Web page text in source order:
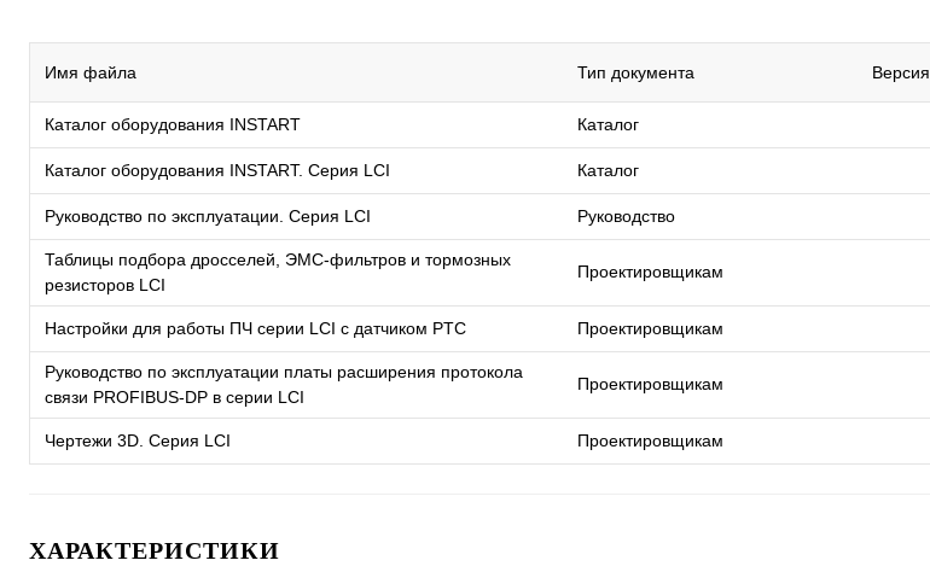
Имя файла Тип документа Версия
Каталог оборудования INSTART Каталог
Каталог оборудования INSTART. Серия LCI Каталог
Руководство по эксплуатации. Серия LCI Руководство
Таблицы подбора дросселей, ЭМС-фильтров и тормозных
резисторов LCI
Проектировщикам
Настройки для работы ПЧ серии LCI с датчиком PTC Проектировщикам
Руководство по эксплуатации платы расширения протокола
связи PROFIBUS-DP в серии LCI
Проектировщикам
Чертежи 3D. Серия LCI Проектировщикам
ХАРАКТЕРИСТИКИ